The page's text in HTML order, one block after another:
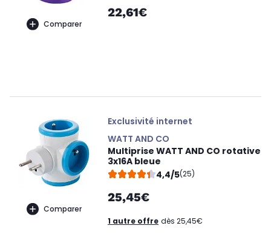
Comparer
22,61€
Comparer
Exclusivité internet
WATT AND CO
Multiprise WATT AND CO rotative
3x16A bleue
4,4/5(25)
25,45€
1 autre offre dès 25,45€